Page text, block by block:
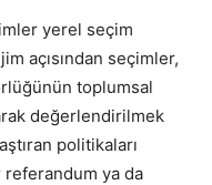
yerel seçim
açısından seçimler,
toplumsal
değerlendirilmek
politikaları
ya da